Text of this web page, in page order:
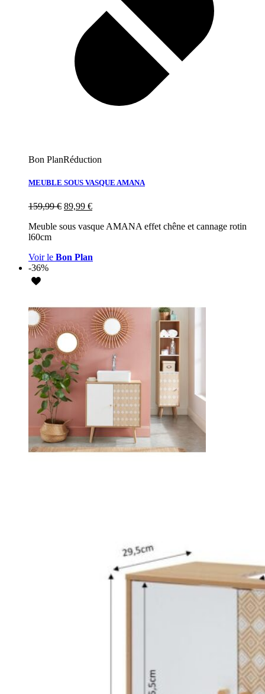
Bon PlanRéduction
MEUBLE SOUS VASQUE AMANA
159,99€ 89,99 €
Meuble sous vasque AMANA effet chêne et cannage rotin
l60cm
Voir le Bon Plan
-36%